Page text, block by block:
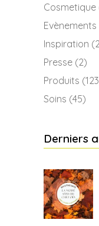
Cosmetique
Evènements
Inspiration
Presse (2)
Produits
Soins (45)
Derniers